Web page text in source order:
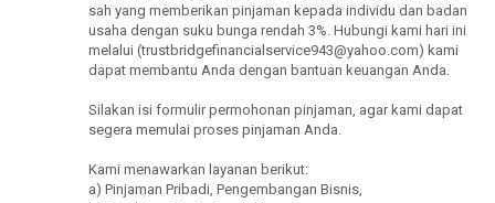
sah yang memberikan pinjaman kepada individu dan badan
usaha dengan suku bunga rendah 3%. Hubungi kami hari ini
melalui (trustbridgefinancialservice943@yahoo.com) kami
dapat membantu Anda dengan bantuan keuangan Anda.
Silakan isi formulir permohonan pinjaman, agar kami dapat
segera memulai proses pinjaman Anda.
Kami menawarkan layanan berikut:
a) Pinjaman Pribadi, Pengembangan Bisnis,